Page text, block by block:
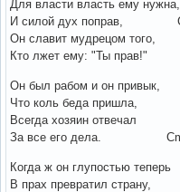
Для власти власть ему
И силой дух поправ, C
Он славит мудрецом того,
Кто лжет ему: "Ты прав!"
Он был рабом и он
Что коль беда пришла,
Всегда хозяин отвечал
За все его дела. Cm/A
Когда ж он глупостью
В прах превратил страну,